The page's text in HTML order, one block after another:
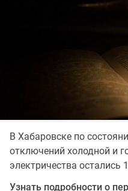
В Хабаровске по
отключений холодной и
электричества остались
Узнать подробности о